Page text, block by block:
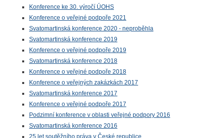
Konference ke 30. výročí ÚOHS
Konference o veřejné podpoře 2021
Svatomartinská konference 2020 - neproběhla
Svatomartinská konference 2019
Konference o veřejné podpoře 2019
Svatomartinská konference 2018
Konference o veřejné podpoře 2018
Konference o veřejných zakázkách 2017
Svatomartinská konference 2017
Konference o veřejné podpoře 2017
Podzimní konference v oblasti veřejné podpory 2016
Svatomartinská konference 2016
25 let soutěžního práva v České republice